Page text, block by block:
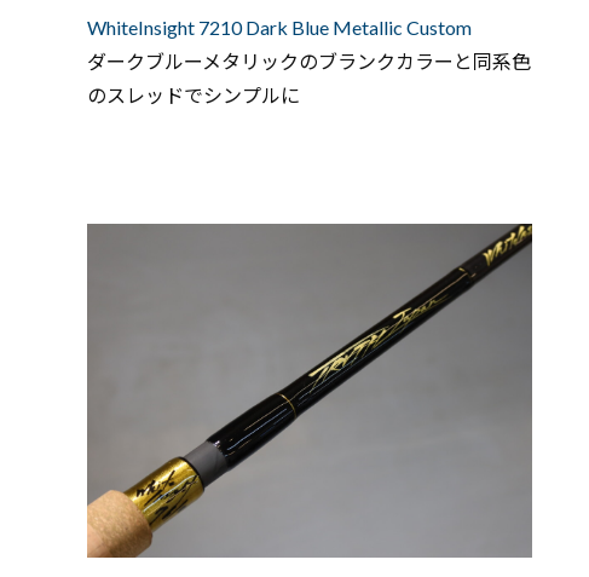
WhiteInsight 7210 Dark Blue Metallic Custom
ダークブルーメタリックのブランクカラーと同系色
のスレッドでシンプルに